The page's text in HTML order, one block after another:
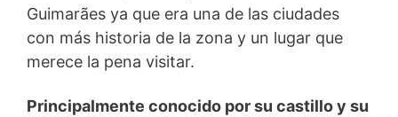
Guimarães ya que era una de las ciudades
con más historia de la zona y un lugar que
merece la pena visitar.
Principalmente conocido por su castillo y su